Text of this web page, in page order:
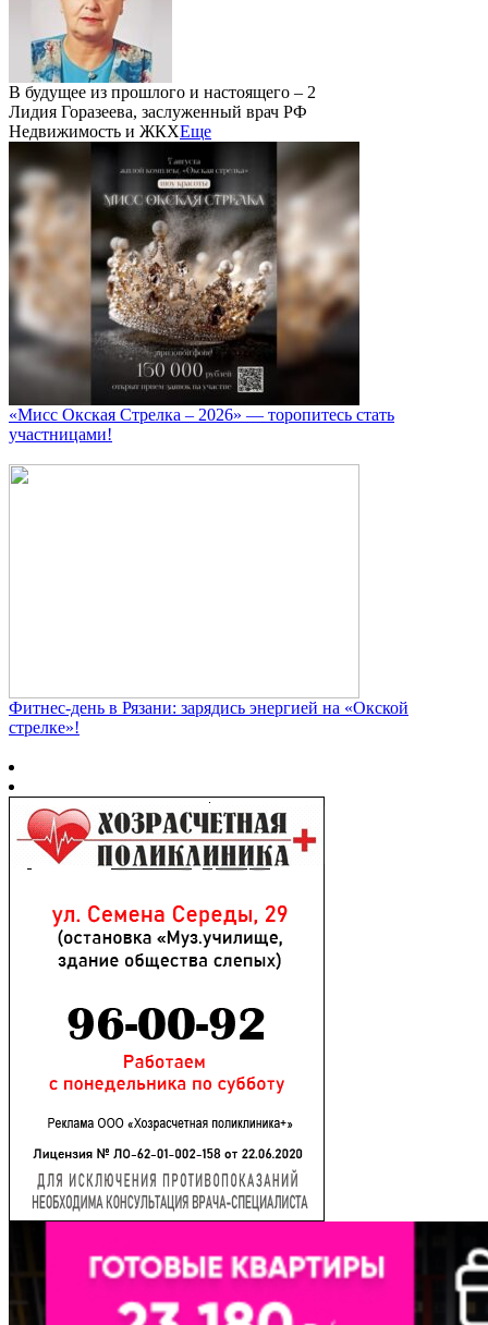
В будущее из прошлого и настоящего – 2
Лидия Горазеева, заслуженный врач РФ
Недвижимость и ЖКХЕще
«Мисс Окская Стрелка – 2026» — торопитесь стать
участницами!
Фитнес‑день в Рязани: зарядись энергией на «Окской
стрелке»!